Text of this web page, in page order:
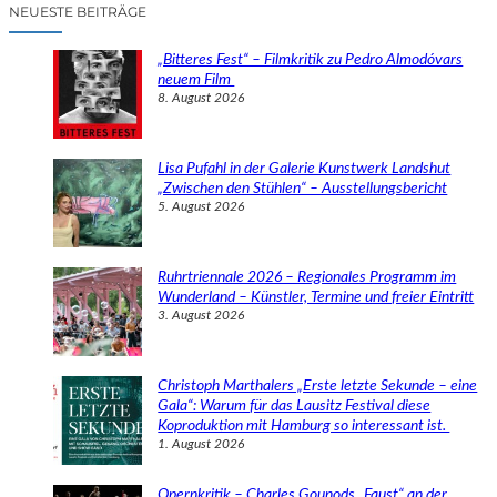
NEUESTE BEITRÄGE
„Bitteres Fest“ – Filmkritik zu Pedro Almodóvars
neuem Film
8. August 2026
Lisa Pufahl in der Galerie Kunstwerk Landshut
„Zwischen den Stühlen“ – Ausstellungsbericht
5. August 2026
Ruhrtriennale 2026 – Regionales Programm im
Wunderland – Künstler, Termine und freier Eintritt
3. August 2026
Christoph Marthalers „Erste letzte Sekunde – eine
Gala“: Warum für das Lausitz Festival diese
Koproduktion mit Hamburg so interessant ist.
1. August 2026